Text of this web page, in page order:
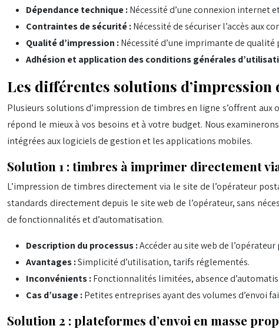
Dépendance technique :Nécessité d’une connexion internet
Contraintes de sécurité :Nécessité de sécuriser l’accès aux
Qualité d’impression :Nécessité d’une imprimante de
Adhésion et application des conditions générales
Les différentes solutions
Plusieurs solutions d’impression de timbres en ligne s’offrent
répond le mieux à vos besoins et à votre budget. Nous
intégrées aux logiciels de gestion et les applications mobiles.
Solution 1 : timbres à imprimer directement
L’impression de timbres directement via le site de l’opérateur
standards directement depuis le site web de l’opérateur, sans
de fonctionnalités et d’automatisation.
Description du processus :Accéder au site web de
Avantages :Simplicité d’utilisation, tarifs réglementés.
Inconvénients :Fonctionnalités limitées, absence
Cas d’usage :Petites entreprises ayant des volumes d’envoi
Solution 2 : plateformes d’envoi en masse